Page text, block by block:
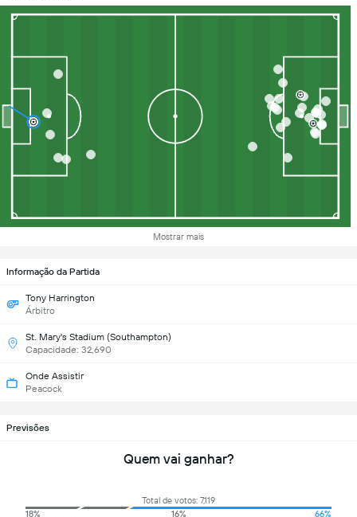
Mostrar mais
Informação da Partida
Tony Harrington
Árbitro
St. Mary's Stadium (Southampton)
Capacidade: 32,690
Onde Assistir
Peacock
Previsões
Quem vai ganhar?
Total de votos: 7,119
18%
16% 66%